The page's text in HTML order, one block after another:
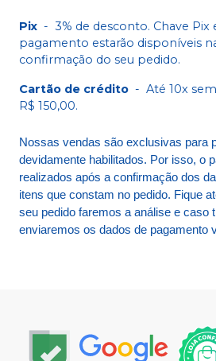
Pix - 3% de desconto. Chave Pix
pagamento estarão disponíveis
confirmação do seu pedido.
Cartão de crédito - Até 10x
R$ 150,00.
Nossas vendas são exclusivas para
devidamente habilitados. Por isso, o
realizados após a confirmação dos
itens que constam no pedido. Fique
seu pedido faremos a análise e caso
enviaremos os dados de pagamento